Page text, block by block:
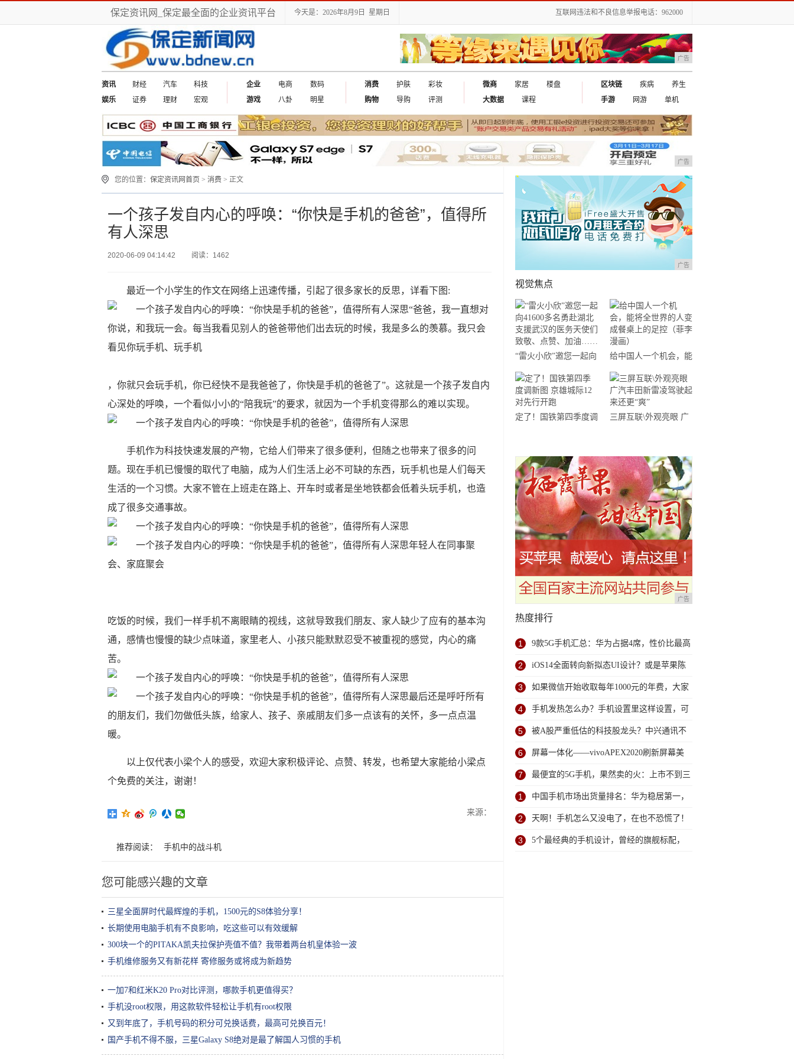
保定资讯网_保定最全面的企业资讯平台 今天是：2026年8月9日 星期日 互联网违法和不良信息举报电话：962000
广告
资讯 财经 汽车
科技
娱乐
证券 理财 宏观
企业 电商
数码
游戏
八卦 明星
消费 护肤
彩妆
购物
导购 评测
微商 家居
楼盘
大数据
课程
出国
区块链 疾病
养生
手游
网游 单机
广告
您的位置： 保定资讯网首页 > 消费 > 正文
一个孩子发自内心的呼唤：“你快是手机的爸爸”，值得所
有人深思
2020-06-09 04:14:42 阅读：1462
最近一个小学生的作文在网络上迅速传播，引起了很多家长的反思，详看下图:
“爸爸，我一直想对
你说，和我玩一会。每当我看见别人的爸爸带他们出去玩的时候，我是多么的羡慕。我只会
看见你玩手机、玩手机
​，你就只会玩手机，你已经快不是我爸爸了，你快是手机的爸爸了”。这就是一个孩子发自内
心深处的呼唤，一个看似小小的“陪我玩”的要求，就因为一个手机变得那么的难以实现。
手机作为科技快速发展的产物，它给人们带来了很多便利，但随之也带来了很多的问
题。现在手机已慢慢的取代了电脑，成为人们生活上必不可缺的东西，玩手机也是人们每天
生活的一个习惯。大家不管在上班走在路上、开车时或者是坐地铁都会低着头玩手机，也造
成了很多交通事故。
年轻人在同事聚
会、家庭聚会​
​​吃饭的时候，我们一样手机不离眼睛的视线，这就导致我们朋友、家人缺少了应有的基本沟
通，感情也慢慢的缺少点味道，家里老人、小孩只能默默忍受不被重视的感觉，内心的痛
苦。
最后还是呼吁所有
的朋友们，我们勿做低头族，给家人、孩子、亲戚朋友们​​​多一点该有的关怀，多一点点温
暖。
以上仅代表小梁个人的感受，欢迎大家积极评论、点赞、转发，也希望大家能给小梁点
个免费的关注，谢谢！
来源：
推荐阅读： 手机中的战斗机
您可能感兴趣的文章
三星全面屏时代最辉煌的手机，1500元的S8体验分享！
长期使用电脑手机有不良影响，吃这些可以有效缓解
300块一个的PITAKA凯夫拉保护壳值不值？我带着两台机皇体验一波
手机维修服务又有新花样 寄修服务或将成为新趋势
一加7和红米K20 Pro对比评测，哪款手机更值得买？
手机没root权限，用这款软件轻松让手机有root权限
又到年底了，手机号码的积分可兑换话费，最高可兑换百元！
国产手机不得不服，三星Galaxy S8绝对是最了解国人习惯的手机
广告
视觉焦点
“雷火小欣”邀您一起向
41600多名勇赴湖北支
援武汉的医务天使们致
敬、点赞、加油……
给中国人一个机会，能
将全世界的人变成餐桌
上的足控（菲李漫画）
定了！国铁第四季度调
三屏互联\外观亮眼 广
广告
热度排行
1 9款5G手机汇总：华为占据4席，性价比最高
的两款3千多就能买到
2 iOS14全面转向新拟态UI设计？或是苹果陈
旧扁平设计最佳替代方案
3 如果微信开始收取每年1000元的年费，大家
还会不会使用微信？
4 手机发热怎么办？手机设置里这样设置，可
以减少手机发热
5 被A股严重低估的科技股龙头？中兴通讯不
到两年股价翻3倍
6 屏幕一体化——vivoAPEX2020刷新屏幕美
学，创造舒适视觉享受
7 最便宜的5G手机，果然卖的火：上市不到三
个月国内卖了100万台
1 中国手机市场出货量排名：华为稳居第一，
三星又惨了
2 天啊！手机怎么又没电了，在也不恐慌了！
3 5个最经典的手机设计，曾经的旗舰标配，